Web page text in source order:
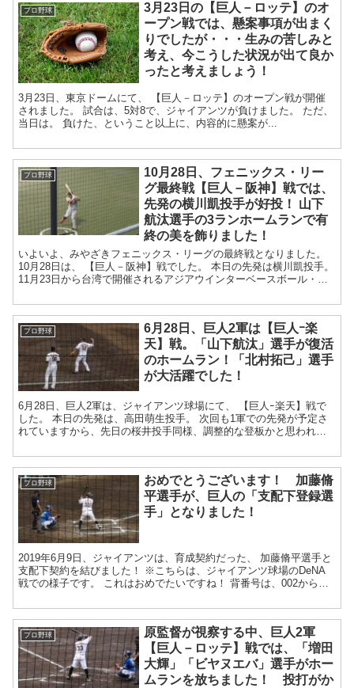
プロ野球
3月23日の【巨人－ロッテ】のオ
ープン戦では、懸案事項が出まく
りでしたが・・・生みの苦しみと
考え、今こうした状況が出て良か
ったと考えましょう！
3月23日、東京ドームにて、 【巨人－ロッテ】のオープン戦が開催
されました。 試合は、5対8で、ジャイアンツが負けました。 ただ、
当日は。 負けた、ということ以上に、内容的に懸案が...
プロ野球
10月28日、フェニックス・リー
グ最終戦【巨人－阪神】戦では、
先発の横川凱投手が好投！ 山下
航汰選手の3ランホームランで有
終の美を飾りました！
いよいよ、みやざきフェニックス・リーグの最終戦となりました。
10月28日は、 【巨人－阪神】戦でした。 本日の先発は横川凱投手。
11月23日から台湾で開催されるアジアウインターベースボール・リ
プロ野球
6月28日、巨人2軍は【巨人ｰ楽
天】戦。「山下航汰」選手が復活
のホームラン！「北村拓己」選手
が大活躍でした！
6月28日、巨人2軍は、ジャイアンツ球場にて、 【巨人ｰ楽天】戦で
した。 本日の先発は、高田萌生投手。 次回も1軍での先発が予定さ
れていますから、先日の桜井投手同様、調整的な登板かと思われま
プロ野球
おめでとうございます！ 加藤脩
平選手が、巨人の「支配下登録選
手」となりました！
2019年6月9日、ジャイアンツは、育成契約だった、 加藤脩平選手と
支配下契約を結びました！ ※こちらは、ジャイアンツ球場のDeNA
戦での様子です。 これはおめでたいですね！ 背番号は、002から
プロ野球
原監督が視察する中、巨人2軍
【巨人－ロッテ】戦では、「増田
大輝」「ビヤヌエバ」選手がホー
ムランを放ちました！ 投打がか